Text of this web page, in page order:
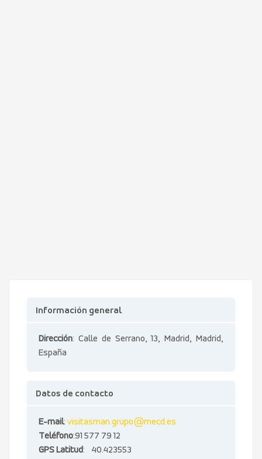
Información general
Dirección: Calle de Serrano, 13, Madrid, Madrid,
España
Datos de contacto
E-mail: visitasman.grupo@mecd.es
Teléfono:91 577 79 12
GPS Latitud: 40.423553